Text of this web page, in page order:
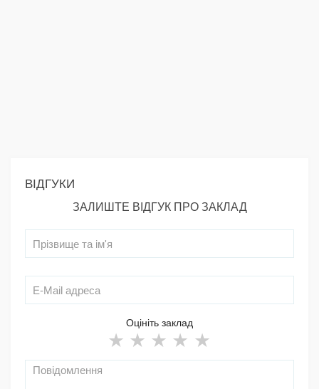
ВІДГУКИ
ЗАЛИШТЕ ВІДГУК ПРО ЗАКЛАД
Оцініть заклад